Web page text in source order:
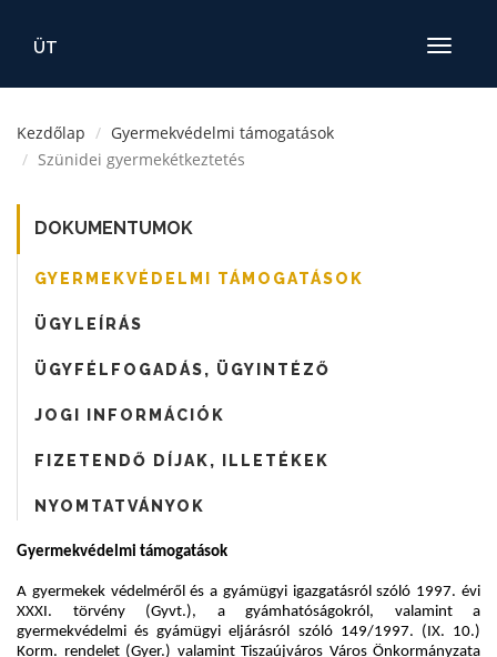
Toggle
ÜT
Kezdőlap
Gyermekvédelmi támogatások
Szünidei gyermekétkeztetés
DOKUMENTUMOK
GYERMEKVÉDELMI TÁMOGATÁSOK
ÜGYLEÍRÁS
ÜGYFÉLFOGADÁS, ÜGYINTÉZŐ
JOGI INFORMÁCIÓK
FIZETENDŐ DÍJAK, ILLETÉKEK
NYOMTATVÁNYOK